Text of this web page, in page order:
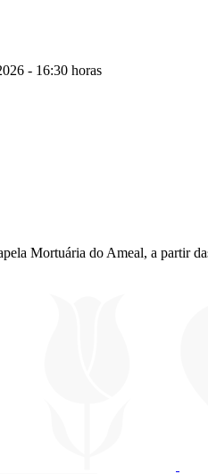
- 16:30 horas
Mortuária do Ameal, a partir